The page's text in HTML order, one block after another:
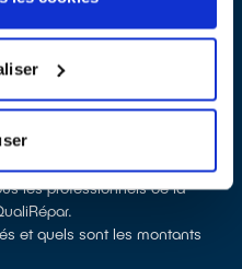
détaillée du réparateur, vous
ce professionnel a
: à chaque famille
et labellisé QualiRépar.
à Ganges ?
par le réparateur, le Bonus
les professionnels de la
et quels sont les montants